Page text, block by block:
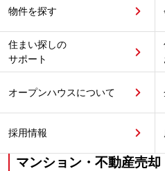
物件を探す
住まい探しの
サポート
オープンハウスについて
採用情報
マンション・不動産売